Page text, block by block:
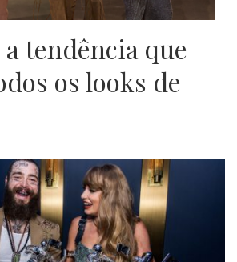
tendência que
os looks de